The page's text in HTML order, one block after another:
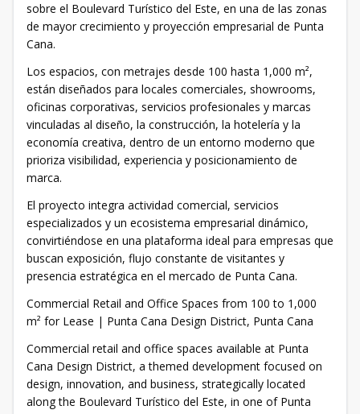
sobre el Boulevard Turístico del Este, en una de las zonas
de mayor crecimiento y proyección empresarial de Punta
Cana.
Los espacios, con metrajes desde 100 hasta 1,000 m²,
están diseñados para locales comerciales, showrooms,
oficinas corporativas, servicios profesionales y marcas
vinculadas al diseño, la construcción, la hotelería y la
economía creativa, dentro de un entorno moderno que
prioriza visibilidad, experiencia y posicionamiento de
marca.
El proyecto integra actividad comercial, servicios
especializados y un ecosistema empresarial dinámico,
convirtiéndose en una plataforma ideal para empresas que
buscan exposición, flujo constante de visitantes y
presencia estratégica en el mercado de Punta Cana.
Commercial Retail and Office Spaces from 100 to 1,000
m² for Lease | Punta Cana Design District, Punta Cana
Commercial retail and office spaces available at Punta
Cana Design District, a themed development focused on
design, innovation, and business, strategically located
along the Boulevard Turístico del Este, in one of Punta